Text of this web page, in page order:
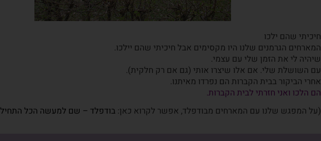
חיכיתי שהם ילכו
המארחים הגרמנים שלנו היו מקסימים אבל חיכיתי שהם יילכו.
שיהיה לי את הזמן שלי עם עצמי.
עם השושלת שלי. אם אלו שיצרו אותי (גם אם רק חלקית).
אחרי הביקור בבית הקברות הם נפרדו מאיתנו.
הם הלכו ואני חזרתי לבית הקברות.
(על המפגש שלנו עם המארחים מבודפלד, אפשר לקרוא כאן: בודפלד – שם למעשה הכל התחיל